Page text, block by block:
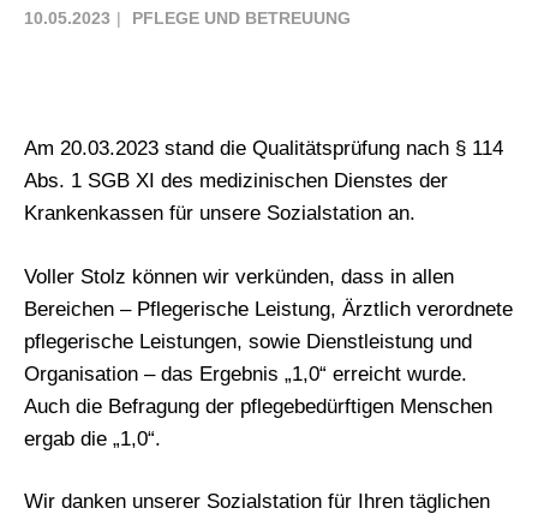
10.05.2023 PFLEGE UND BETREUUNG
Am 20.03.2023 stand die Qualitätsprüfung nach § 114
Abs. 1 SGB XI des medizinischen Dienstes der
Krankenkassen für unsere Sozialstation an.
Voller Stolz können wir verkünden, dass in allen
Bereichen – Pflegerische Leistung, Ärztlich verordnete
pflegerische Leistungen, sowie Dienstleistung und
Organisation – das Ergebnis „1,0“ erreicht wurde.
Auch die Befragung der pflegebedürftigen Menschen
ergab die „1,0“.
Wir danken unserer Sozialstation für Ihren täglichen